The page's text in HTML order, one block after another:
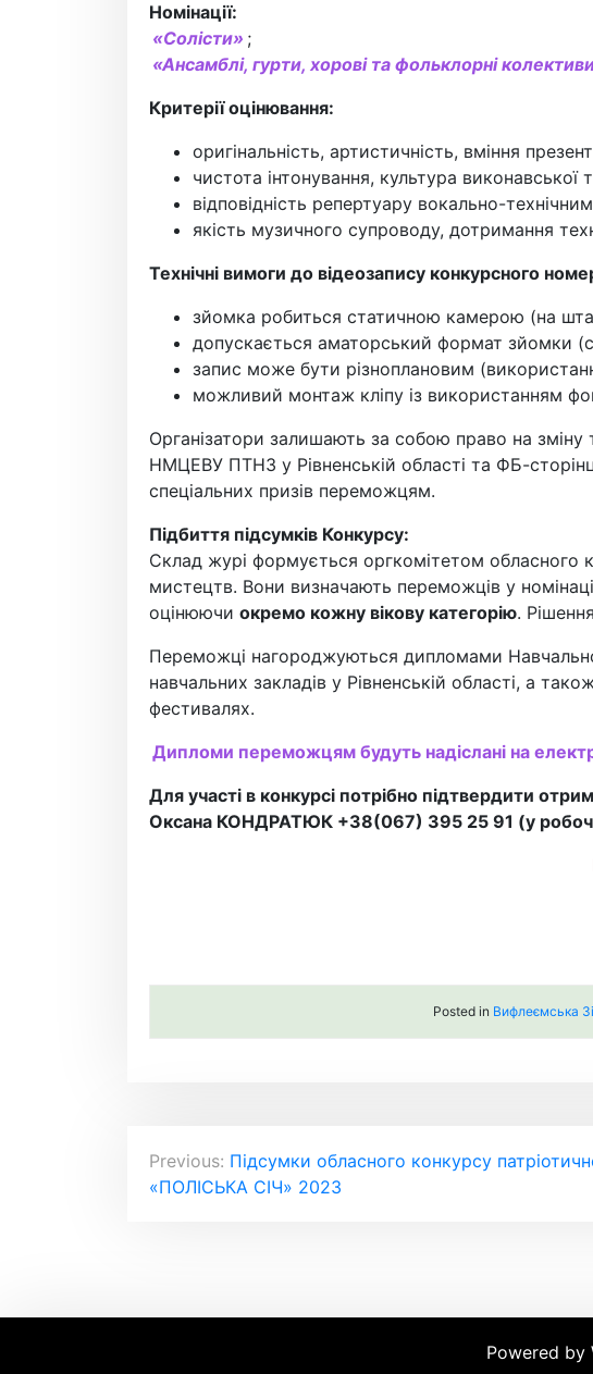
Номінації:
«Солісти» ;
«Ансамблі, гурти, хорові та фольклорні
Критерії оцінювання:
оригінальність, артистичність, вміння
чистота інтонування, культура виконавської
відповідність репертуару вокально-
якість музичного супроводу, дотримання
Технічні вимоги до відеозапису конкурсного
зйомка робиться статичною камерою (на
допускається аматорський формат зйомки
запис може бути різноплановим
можливий монтаж кліпу із використанням
Організатори залишають за собою право на зміну
НМЦЕВУ ПТНЗ у Рівненській області та ФБ-
спеціальних призів переможцям.
Підбиття підсумків Конкурсу:
Склад журі формується оргкомітетом обласного
мистецтв. Вони визначають переможців у
оцінюючи окремо кожну вікову категорію.
Переможці нагороджуються дипломами
навчальних закладів у Рівненській області, а
фестивалях.
Дипломи переможцям будуть надіслані на
Для участі в конкурсі потрібно підтвердити
Оксана КОНДРАТЮК +38(067) 395 25 91 (у
Posted in Вифлеємська
Навігація
записів
Previous: Підсумки обласного конкурсу
«ПОЛІСЬКА СІЧ» 2023
Powered by